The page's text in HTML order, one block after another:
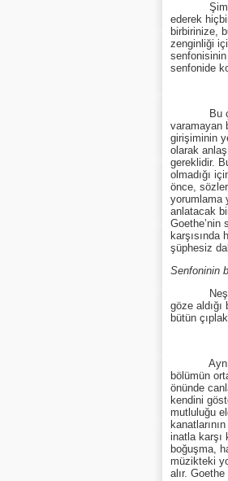
Şimdi bu
ederek
birbirinize,
zenginliği
senfonide
Bu çok
varamayan
girişiminin
olarak
gereklidir.
olmadığı
önce,
yorumlama
anlatacak
Goethe’nin
şüphesiz
Senfoninin
Neşeye
göze
bütün
Aynı
bölümün
önünde
kendini
mutluluğu
inatla karşı
boğuşma,
müzikteki
alır.